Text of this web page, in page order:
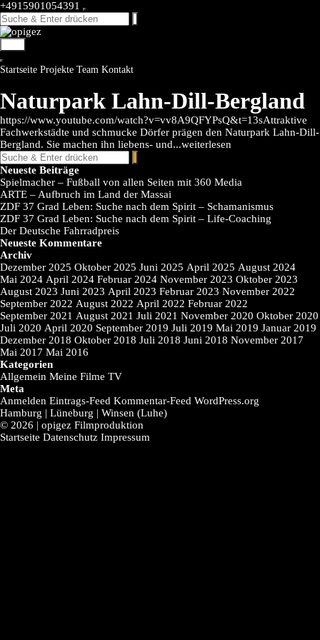
Skip
to
content
+4915901054391
Startseite Projekte Team Kontakt
Naturpark Lahn-Dill-Bergland
https://www.youtube.com/watch?v=vv8A9QFYPsQ&t=13sAttraktive
Fachwerkstädte und schmucke Dörfer prägen den Naturpark Lahn-Dill-
Bergland. Sie machen ihn liebens- und...weiterlesen
Neueste Beiträge
Spielmacher – Fußball von allen Seiten mit 360 Media
ARTE – Aufbruch im Land der Massai
ZDF 37 Grad Leben: Suche nach dem Spirit – Schamanismus
ZDF 37 Grad Leben: Suche nach dem Spirit – Life-Coaching
Der Deutsche Fahrradpreis
Neueste Kommentare
Archiv
Dezember 2025 Oktober 2025 Juni 2025 April 2025 August 2024
Mai 2024 April 2024 Februar 2024 November 2023 Oktober 2023
August 2023 Juni 2023 April 2023 Februar 2023 November 2022
September 2022 August 2022 April 2022 Februar 2022
September 2021 August 2021 Juli 2021 November 2020 Oktober 2020
Juli 2020 April 2020 September 2019 Juli 2019 Mai 2019 Januar 2019
Dezember 2018 Oktober 2018 Juli 2018 Juni 2018 November 2017
Mai 2017 Mai 2016
Kategorien
Allgemein Meine Filme TV
Meta
Anmelden Eintrags-Feed Kommentar-Feed WordPress.org
Hamburg | Lüneburg | Winsen (Luhe)
© 2026 | opigez Filmproduktion
Startseite Datenschutz Impressum